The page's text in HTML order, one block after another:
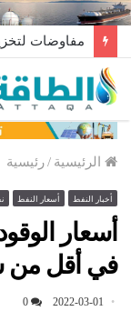
مفاوضات
الرئيسية /رئيسية
أخبار النفط أسعار النفط
أسعار
في أقل من
2022-03-01
0